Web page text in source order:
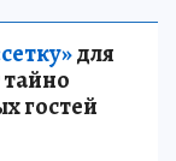
для
гостей